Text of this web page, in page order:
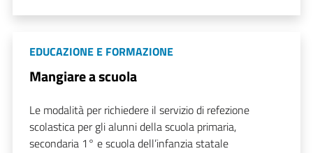
EDUCAZIONE E FORMAZIONE
Mangiare a scuola
Le modalità per richiedere il servizio di refezione
scolastica per gli alunni della scuola primaria,
secondaria 1° e scuola dell’infanzia statale